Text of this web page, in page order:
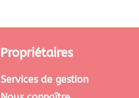
Propriétaires
Services de gestion